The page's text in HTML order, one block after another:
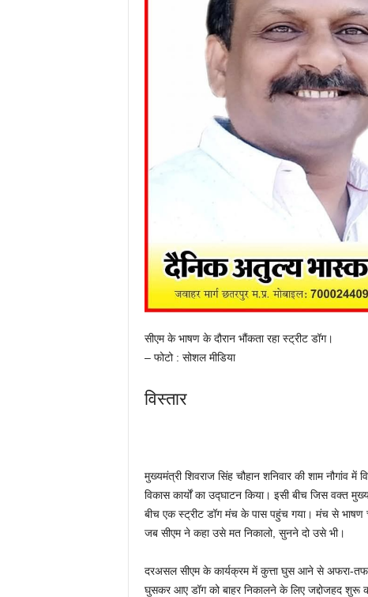
सीएम के भाषण के दौरान भौंकता रहा स्ट्रीट डॉग।
– फोटो : सोशल मीडिया
विस्तार
मुख्यमंत्री शिवराज सिंह चौहान शनिवार की शाम नौगांव
विकास कार्यों का उद्घाटन किया। इसी बीच जिस वक्त
बीच एक स्ट्रीट डॉग मंच के पास पहुंच गया। मंच से भाषण
जब सीएम ने कहा उसे मत निकालो, सुनने दो उसे भी।
दरअसल सीएम के कार्यक्रम में कुत्ता घुस आने से अफरा-तफरी
घुसकर आए डॉग को बाहर निकालने के लिए जद्दोजहद शुरू